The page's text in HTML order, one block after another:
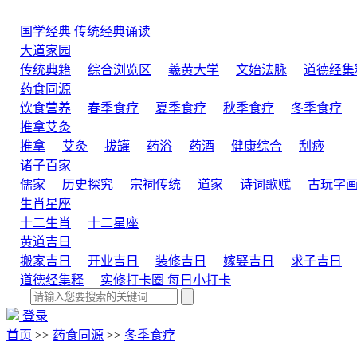
国学经典 传统经典诵读
大道家园
传统典籍
综合浏览区 羲黄大学 文始法脉
道德经集
药食同源
饮食营养
春季食疗 夏季食疗 秋季食疗 冬季食疗
推拿艾灸
推拿
艾灸 拔罐 药浴 药酒 健康综合
刮痧
诸子百家
儒家
历史探究 宗祠传统 道家 诗词歌赋 古玩字画
生肖星座
十二生肖
十二星座
黄道吉日
搬家吉日
开业吉日 装修吉日 嫁娶吉日
求子吉日
道德经集释
实修打卡圈 每日小打卡
登录
首页 >> 药食同源 >> 冬季食疗